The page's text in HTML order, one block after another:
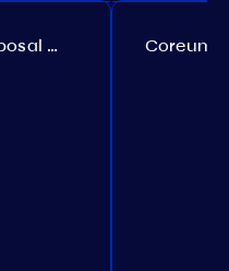
Akash governance. Proposal №308